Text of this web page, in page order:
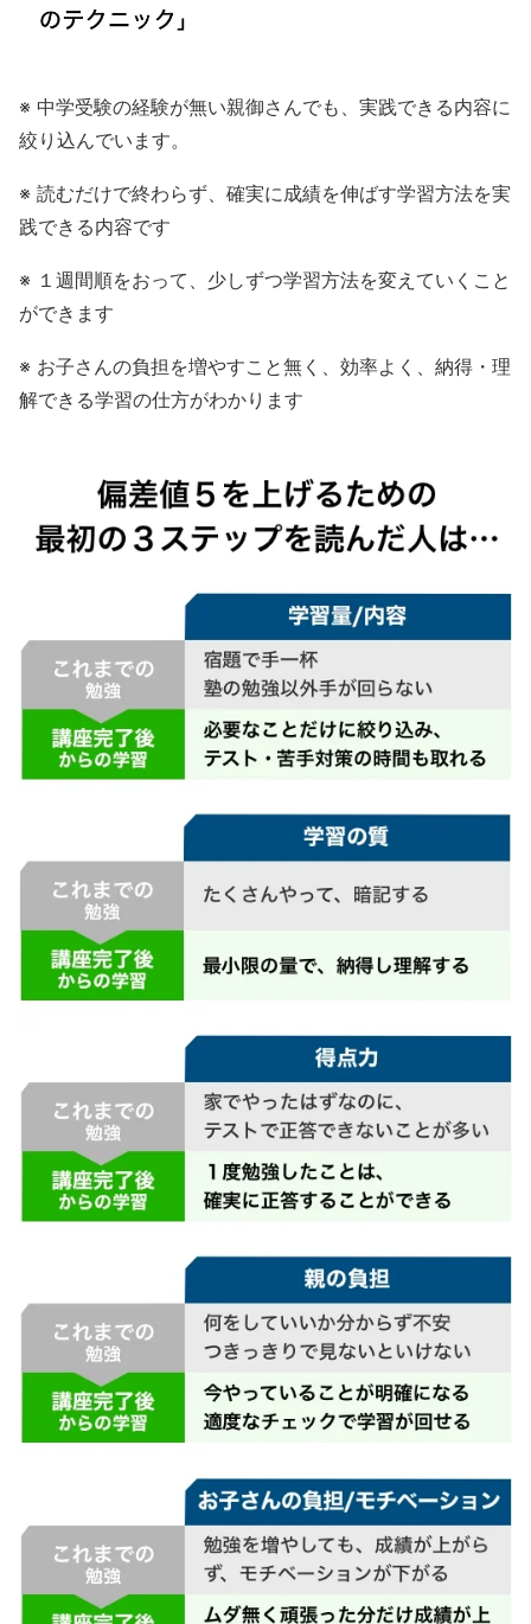
※ 中学受験の経験が無い親御さんでも、実践できる内容に
絞り込んでいます。
※ 読むだけで終わらず、確実に成績を伸ばす学習方法を実
践できる内容です
※ １週間順をおって、少しずつ学習方法を変えていくこと
ができます
※ お子さんの負担を増やすこと無く、効率よく、納得・理
解できる学習の仕方がわかります